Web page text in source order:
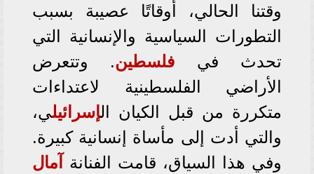
وقتنا الحالي، أوقاتًا عصيبة بسبب
التطورات السياسية والإنسانية التي
تحدث في فلسطين. وتتعرض
الأراضي الفلسطينية لاعتداءات
متكررة من قبل الكيان الإسرائيلي،
والتي أدت إلى مأساة إنسانية كبيرة.
وفي هذا السياق، قامت الفنانة
آمال